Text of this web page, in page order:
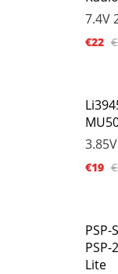
7.4V
€22
3.85V
€19
PSP-
PSP-
Lite